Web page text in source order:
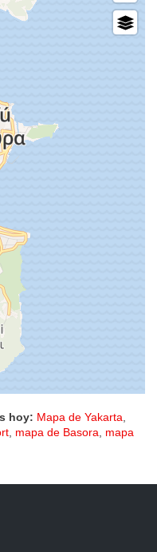
hoy: Mapa de Yakarta,
, mapa de Basora, mapa